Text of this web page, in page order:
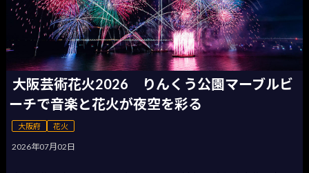
大阪芸術花火2026 りんくう公園マーブルビ
ーチで音楽と花火が夜空を彩る
大阪府 花火
2026年07月02日